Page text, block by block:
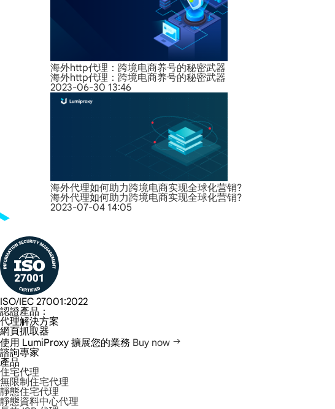
海外http代理：跨境电商养号的秘密武器
海外http代理：跨境电商养号的秘密武器
2023-06-30 13:46
海外代理如何助力跨境电商实现全球化营销?
海外代理如何助力跨境电商实现全球化营销?
2023-07-04 14:05
ISO/IEC 27001:2022
認證產品：
代理解決方案
網頁抓取器
使用 LumiProxy 擴展您的業務 Buy now
諮詢專家
產品
住宅代理
無限制住宅代理
靜態住宅代理
靜態資料中心代理